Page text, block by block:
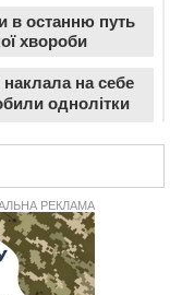
в останню путь
хвороби
на себе
однолітки
Премією
краєзнавча
із
поранень
РЕКЛАМА